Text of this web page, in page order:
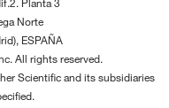
Norte
ESPAÑA
All rights reserved.
Scientific and its subsidiaries